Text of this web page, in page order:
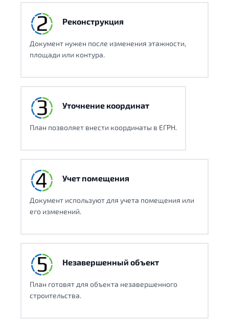
Реконструкция
Документ нужен после изменения этажности,
площади или контура.
Уточнение координат
План позволяет внести координаты в ЕГРН.
Учет помещения
Документ используют для учета помещения или
его изменений.
Незавершенный объект
План готовят для объекта незавершенного
строительства.